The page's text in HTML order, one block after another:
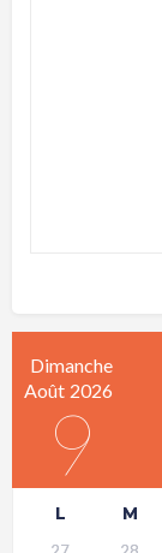
Dimanche
Août 2026
9
L M